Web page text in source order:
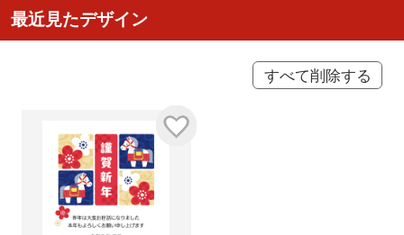
最近見たデザイン
すべて削除する